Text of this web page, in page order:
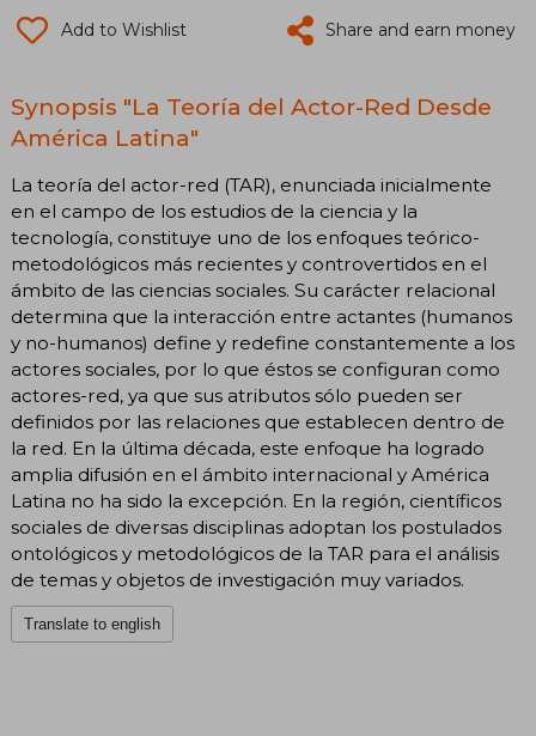
Add to Wishlist Share and earn money
Synopsis "La Teoría del Actor-Red Desde
América Latina"
La teoría del actor-red (TAR), enunciada inicialmente
en el campo de los estudios de la ciencia y la
tecnología, constituye uno de los enfoques teórico-
metodológicos más recientes y controvertidos en el
ámbito de las ciencias sociales. Su carácter relacional
determina que la interacción entre actantes (humanos
y no-humanos) define y redefine constantemente a los
actores sociales, por lo que éstos se configuran como
actores-red, ya que sus atributos sólo pueden ser
definidos por las relaciones que establecen dentro de
la red. En la última década, este enfoque ha logrado
amplia difusión en el ámbito internacional y América
Latina no ha sido la excepción. En la región, científicos
sociales de diversas disciplinas adoptan los postulados
ontológicos y metodológicos de la TAR para el análisis
de temas y objetos de investigación muy variados.
Translate to english